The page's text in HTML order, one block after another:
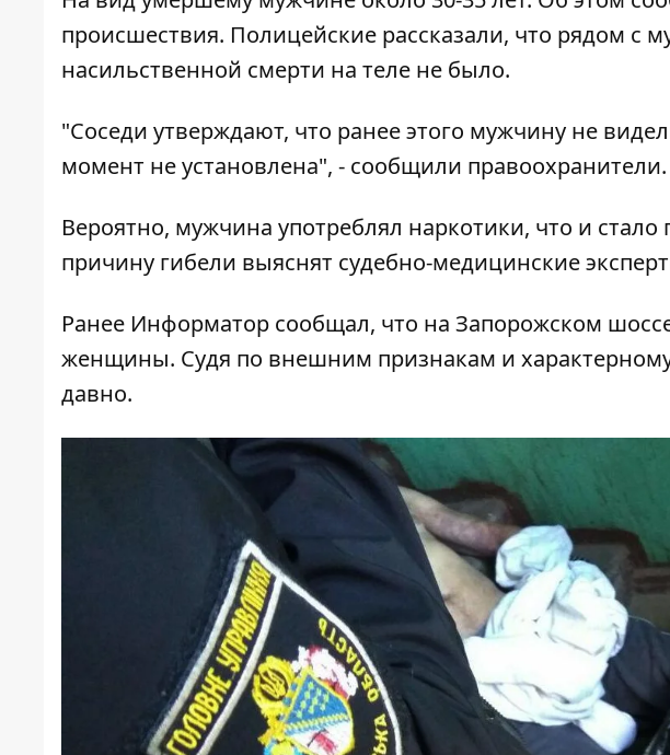
происшествия. Полицейские рассказали, что рядом с
насильственной смерти на теле не было.
"Соседи утверждают, что ранее этого мужчину не
момент не установлена", - сообщили правоохранители.
Вероятно, мужчина употреблял наркотики, что и
причину гибели выяснят судебно-медицинские
Ранее Информатор сообщал, что на Запорожском
женщины. Судя по внешним признакам и
давно.